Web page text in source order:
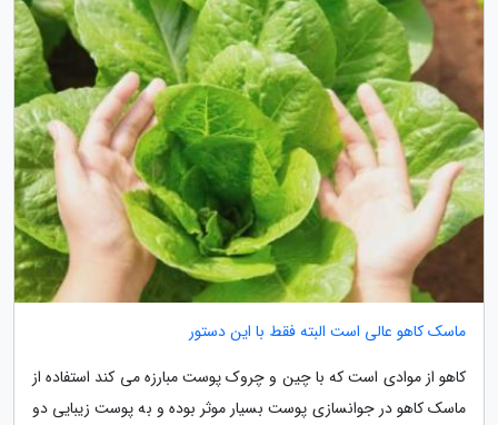
ماسک کاهو عالی است البته فقط با این دستور
کاهو از موادی است که با چین و چروک پوست مبارزه می کند استفاده از
ماسک کاهو در جوانسازی پوست بسیار موثر بوده و به پوست زیبایی دو